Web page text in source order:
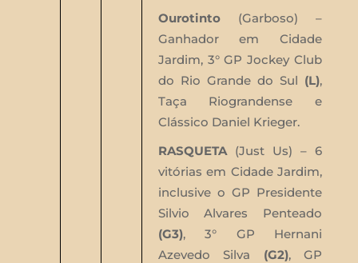
Ourotinto(Garboso) –
Ganhador em Cidade
Jardim, 3° GP Jockey Club
do Rio Grande do Sul (L),
Taça Riograndense e
Clássico Daniel Krieger.
RASQUETA(Just Us) – 6
vitórias em Cidade Jardim,
inclusive o GP Presidente
Silvio Alvares Penteado
(G3), 3° GP Hernani
Azevedo Silva (G2), GP